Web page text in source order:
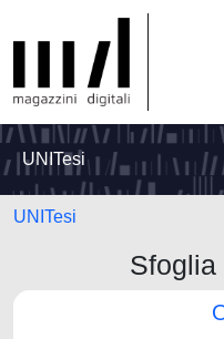
UNITesi
UNITesi
Sfoglia